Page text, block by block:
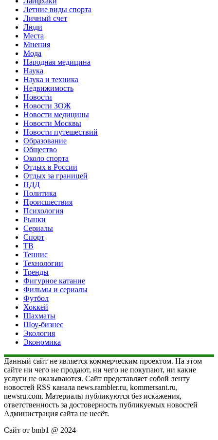
Летние виды спорта
Личный счет
Люди
Места
Мнения
Мода
Народная медицина
Наука
Наука и техника
Недвижимость
Новости
Новости ЗОЖ
Новости медицины
Новости Москвы
Новости путешествий
Образование
Общество
Около спорта
Отдых в России
Отдых за границей
ПДД
Политика
Происшествия
Психология
Рынки
Сериалы
Спорт
ТВ
Теннис
Технологии
Тренды
Фигурное катание
Фильмы и сериалы
Футбол
Хоккей
Шахматы
Шоу-бизнес
Экология
Экономика
Данный сайт не является коммерческим проектом. На этом
сайте ни чего не продают, ни чего не покупают, ни какие
услуги не оказываются. Сайт представляет собой ленту
новостей RSS канала news.rambler.ru, kommersant.ru,
newsru.com. Материалы публикуются без искажения,
ответственность за достоверность публикуемых новостей
Администрация сайта не несёт.
Сайт от bmb1 @ 2024